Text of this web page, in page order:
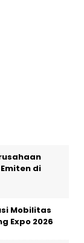
di
Mobilitas
Expo 2026